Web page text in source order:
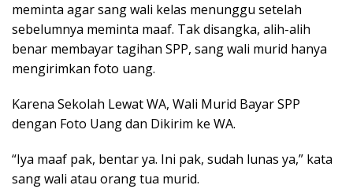
meminta agar sang wali kelas menunggu setelah
sebelumnya meminta maaf. Tak disangka, alih-alih
benar membayar tagihan SPP, sang wali murid hanya
mengirimkan foto uang.
Karena Sekolah Lewat WA, Wali Murid Bayar SPP
dengan Foto Uang dan Dikirim ke WA.
“Iya maaf pak, bentar ya. Ini pak, sudah lunas ya,” kata
sang wali atau orang tua murid.